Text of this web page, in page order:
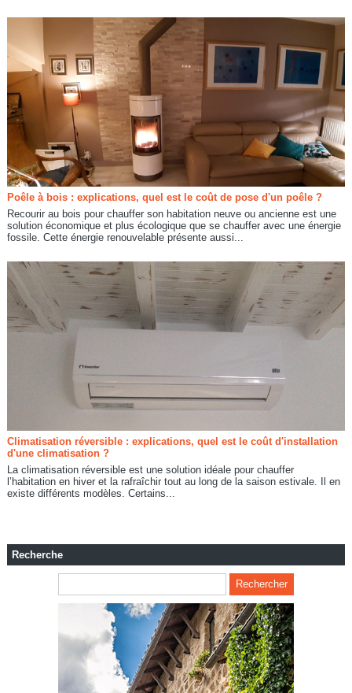
Poêle à bois : explications, quel est le coût de pose d'un poêle ?
Recourir au bois pour chauffer son habitation neuve ou ancienne est une
solution économique et plus écologique que se chauffer avec une énergie
fossile. Cette énergie renouvelable présente aussi...
Climatisation réversible : explications, quel est le coût d'installation
d'une climatisation ?
La climatisation réversible est une solution idéale pour chauffer
l’habitation en hiver et la rafraîchir tout au long de la saison estivale. Il en
existe différents modèles. Certains...
Recherche